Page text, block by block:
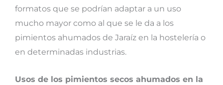
formatos que se podrían adaptar a un uso
mucho mayor como al que se le da a los
pimientos ahumados de Jaraíz en la hostelería o
en determinadas industrias.
Usos de los pimientos secos ahumados en la